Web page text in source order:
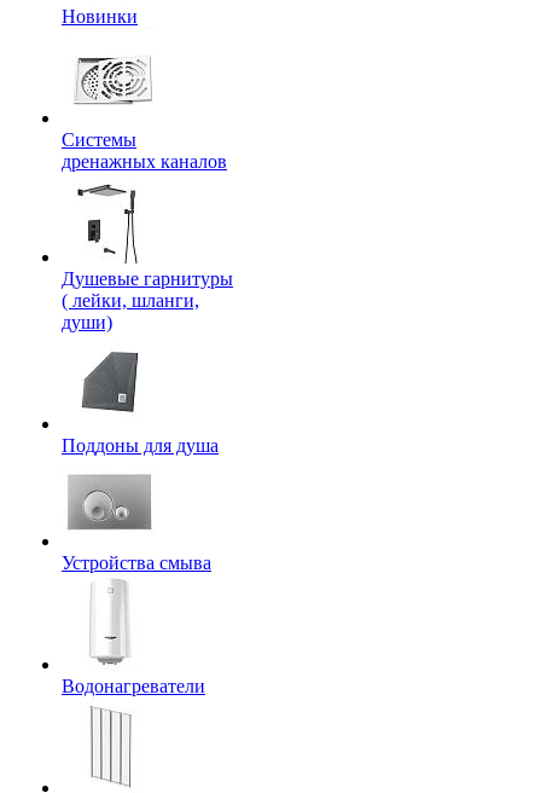
Новинки
Системы
дренажных каналов
Душевые гарнитуры
( лейки, шланги,
души)
Поддоны для душа
Устройства смыва
Водонагреватели